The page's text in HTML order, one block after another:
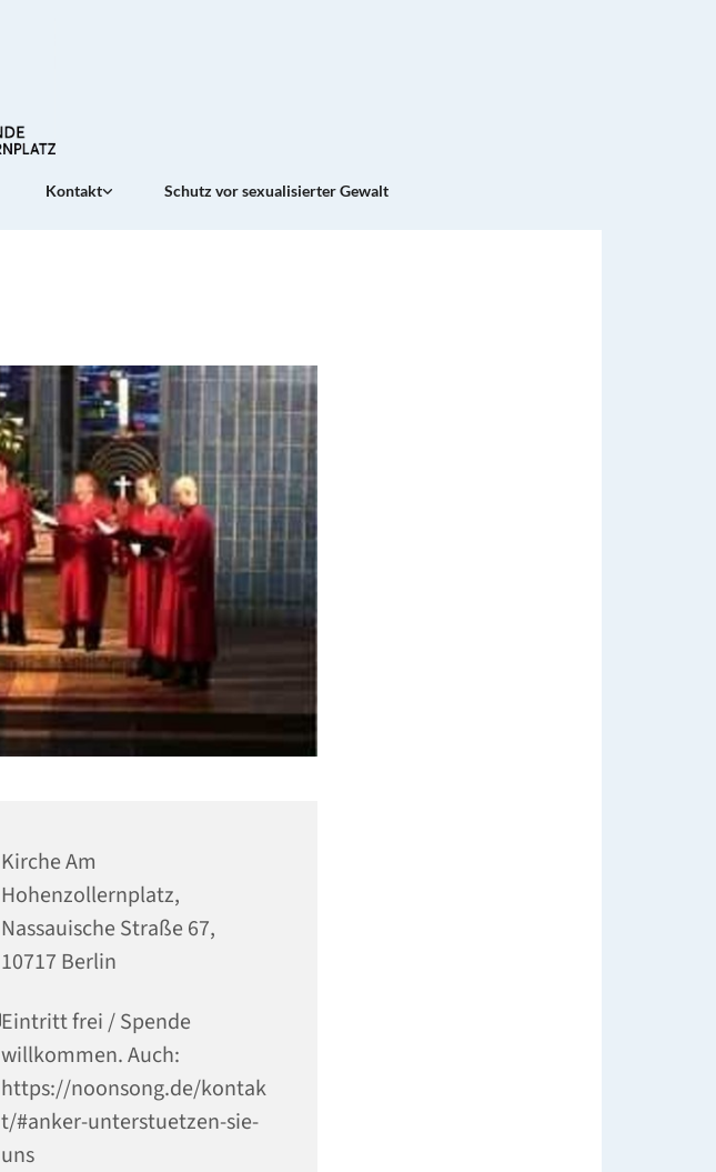
Kontakt Schutz vor sexualisierter Gewalt
Kirche Am
Hohenzollernplatz,
Nassauische Straße 67,
10717 Berlin
Eintritt frei / Spende
willkommen. Auch:
https://noonsong.de/kontak
t/#anker-unterstuetzen-sie-
uns